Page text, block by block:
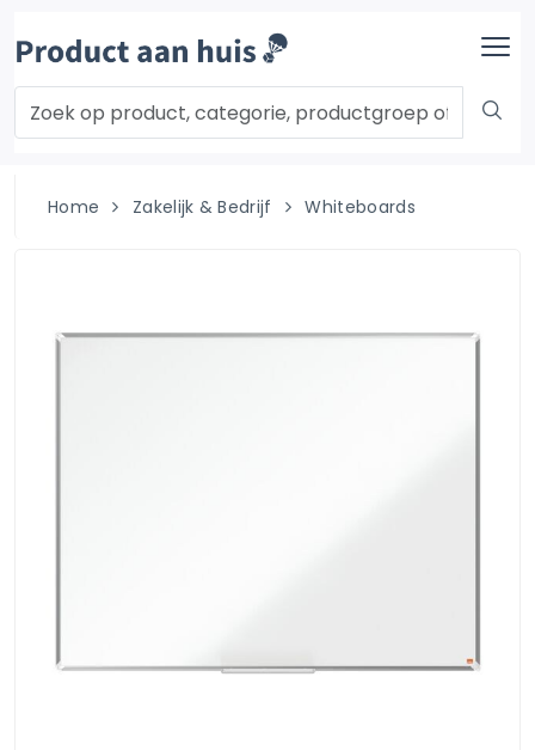
Home Zakelijk & Bedrijf Whiteboards